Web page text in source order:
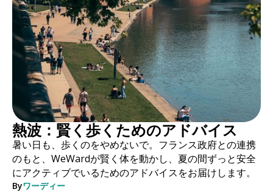
熱波：賢く歩くためのアドバイス
暑い日も、歩くのをやめないで。フランス政府との連携
のもと、WeWardが賢く体を動かし、夏の間ずっと安全
にアクティブでいるためのアドバイスをお届けします。
Byワーディー